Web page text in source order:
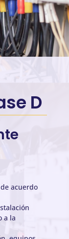
D
acuerdo
a la